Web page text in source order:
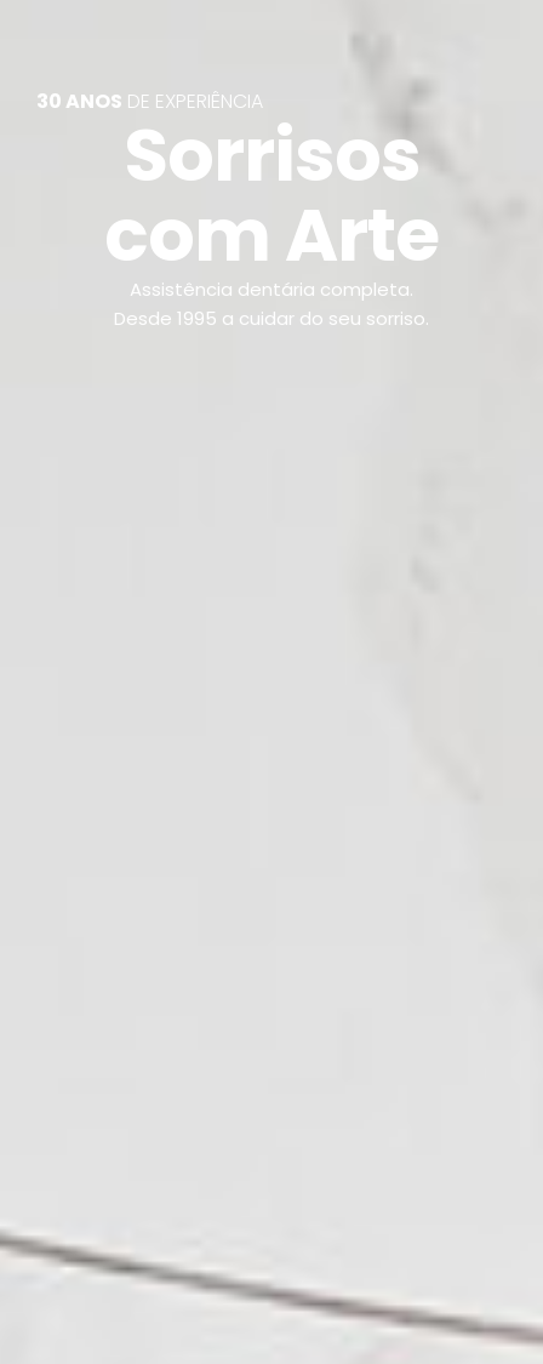
30 ANOS DE EXPERIÊNCIA
Sorrisos
com Arte
Assistência dentária completa.
Desde 1995 a cuidar do seu sorriso.